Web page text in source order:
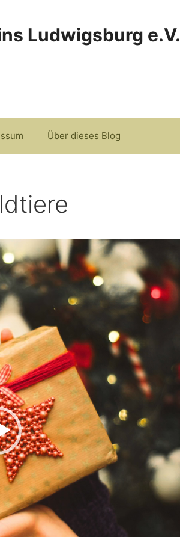
Ludwigsburg e.V.
Über dieses Blog